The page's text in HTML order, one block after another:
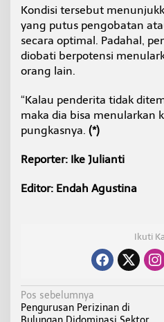
Kondisi tersebut
yang putus pengobatan
secara optimal. Padahal,
diobati berpotensi
orang lain.
“Kalau penderita tidak
maka dia bisa menularkan
pungkasnya. (*)
Reporter: Ike Julianti
Editor: Endah Agustina
Ikuti
N
a
Pos sebelumnya
Pengurusan Perizinan di